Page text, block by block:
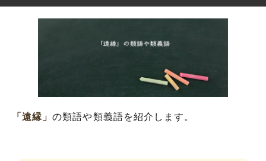
「遠縁」の類語や類義語を紹介します。